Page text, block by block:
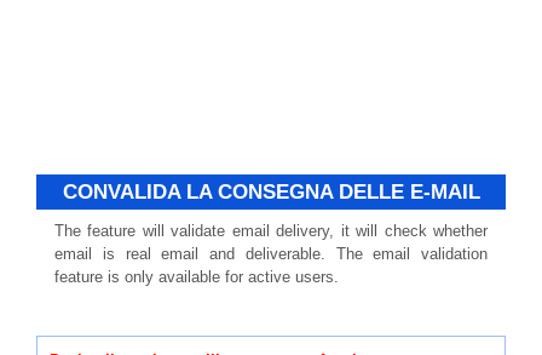
CONVALIDA LA CONSEGNA DELLE E-MAIL
The feature will validate email delivery, it will check whether
email is real email and deliverable. The email validation
feature is only available for active users.